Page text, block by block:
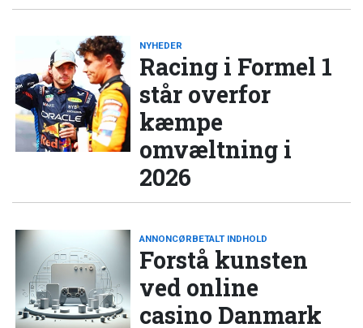
NYHEDER
Racing i Formel 1
står overfor
kæmpe
omvæltning i
2026
ANNONCØRBETALT INDHOLD
Forstå kunsten
ved online
casino Danmark